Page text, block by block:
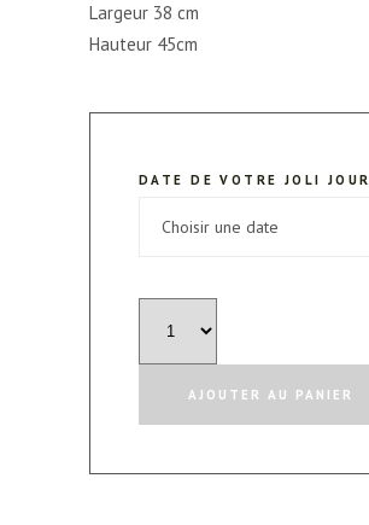
Largeur 38 cm
Hauteur 45cm
DATE DE VOTRE JOLI JOUR
AJOUTER AU PANIER